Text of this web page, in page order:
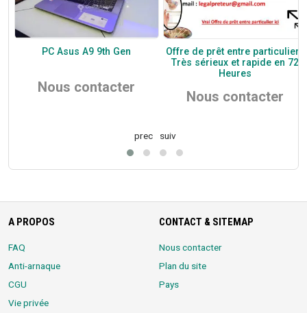
PC Asus A9 9th Gen
Nous contacter
Offre de prêt entre particuliers
Très sérieux et rapide en 72
Heures
Nous contacter
prec suiv
A PROPOS
FAQ
Anti-arnaque
CGU
Vie privée
CONTACT & SITEMAP
Nous contacter
Plan du site
Pays